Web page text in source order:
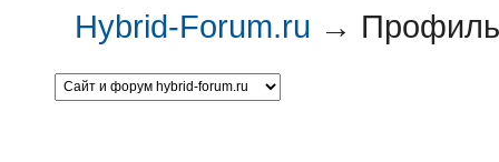
Hybrid-Forum.ru → Профиль